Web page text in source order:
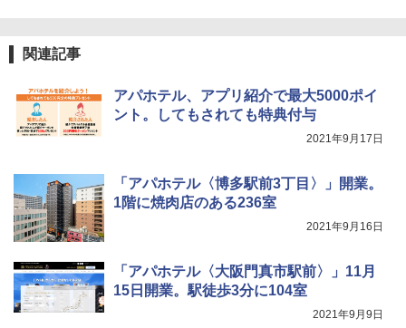
ュ(BC仕様) PATC-150B(EB)
￥8,991
Coleman(コールマン) ツーリングドーム/LD
X 2人用 3人用 キャンプ アウトドア フェス
収納 コンパクト 簡単設営 カンガルーテント
関の購入実績 登山・キャンプ・アウトドア・
防災用品 長期保存可能 緊急時用 日本国内発
送
ソーラー LED ランタン Type-C 充電式 ソー
ラーランタン IP65防水 キャンプ用品 防災グ
ッズ 6種類のライトモード 防災 吊り下げ 折
節電対策 超高輝度 日本語取扱説明書付き
￥2,849
関連記事
アパホテル、アプリ紹介で最大5000ポイ
ント。してもされても特典付与
2021年9月17日
「アパホテル〈博多駅前3丁目〉」開業。
1階に焼肉店のある236室
2021年9月16日
「アパホテル〈大阪門真市駅前〉」11月
15日開業。駅徒歩3分に104室
2021年9月9日